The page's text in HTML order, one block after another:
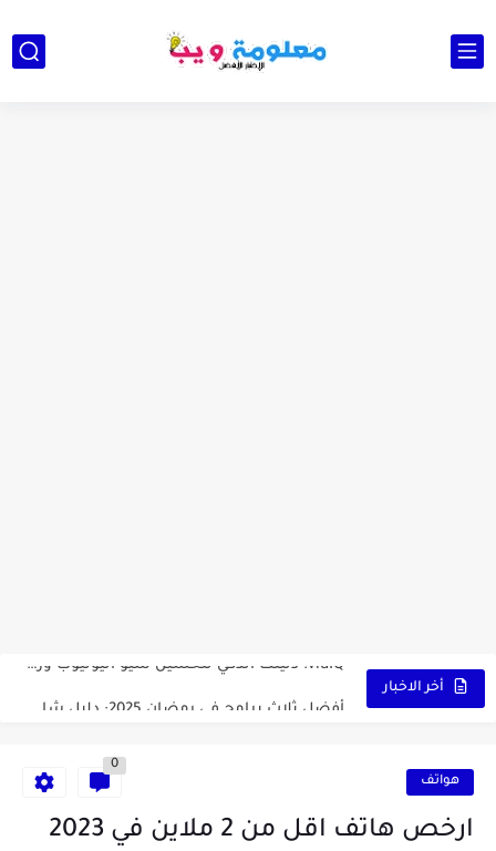
أخر الاخبار
منحة البطالة الجزائرية 2025 دليل تجديد المنحة بسرعة وسهولة هواتف
0
ارخص هاتف اقل من 2 ملاين في 2023